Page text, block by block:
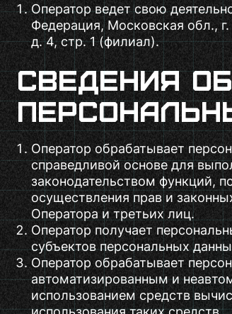
Оператор ведет свою
Федерация, Московская обл.,
д. 4, стр. 1 (филиал).
Сведения
Оператор обрабатывает
справедливой основе для
законодательством функций,
осуществления прав и
Оператора и третьих лиц.
Оператор получает
субъектов персональных
Оператор обрабатывает
автоматизированным и
использованием средств